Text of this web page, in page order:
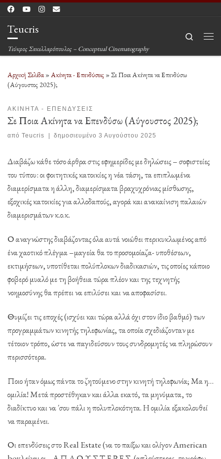
Μετάβαση στο περιεχόμενο
Teucris
Τεύκρος Σακελλαρόπουλος – Conceptual Cinematography
Search
Αρχική Σελίδα»Ακίνητα - Επενδύσεις »Σε Ποια Ακίνητα να Επενδύσω
(Αύγουστος 2025);
ΑΚΊΝΗΤΑ - ΕΠΕΝΔΎΣΕΙΣ
Σε Ποια Ακίνητα να Επενδύσω (Αύγουστος 2025);
από Teucris δημοσιευμένο3 Αυγούστου 2025
Διαβάζω κάθε τόσο άρθρα στις εφημερίδες με δηλώσεις – σοφιστείες
του τύπου: οι φοιτητικές κατοικίες η νέα τάση, τα επιπλωμένα
διαμερίσματα η άλλη, διαμερίσματα βραχυχρόνιας μίσθωσης,
εξοχικές κατοικίες για αλλοδαπούς, αγορά και ανακαίνιση παλαιών
διαμερισμάτων κ.ο.κ.
Ο αναγνώστης διαβάζοντας όλα αυτά νοιώθει περικυκλωμένος από
ένα χαοτικό πλέγμα –μαγεία θα το προσομοίαζα- υποθέσεων,
εκτιμήσεων, υποτίθεται πολύπλοκων διαδικασιών, τις οποίες κάποιο
φοβερό μυαλό με τη βοήθεια τώρα πλέον και της τεχνητής
νοημοσύνης θα πρέπει να επιλύσει και να αποφασίσει.
Θυμίζει τις εποχές (ισχύει και τώρα αλλά όχι στον ίδιο βαθμό) των
προγραμμάτων κινητής τηλεφωνίας, τα οποία σχεδιάζονταν με
τέτοιον τρόπο, ώστε να παγιδεύσουν τους συνδρομητές να πληρώσουν
περισσότερα.
Ποιο ήταν όμως πάντα το ζητούμενο στην κινητή τηλεφωνία; Μα η…
ομιλία! Μετά προστέθηκαν και άλλα εκατό, τα μηνύματα, το
διαδίκτυο και να ΄σου πάλι η πολυπλοκότητα. Η ομιλία εξακολουθεί
να παραμένει.
Οι επενδύσεις στο Real Estate (να το παίξω και ολίγον American